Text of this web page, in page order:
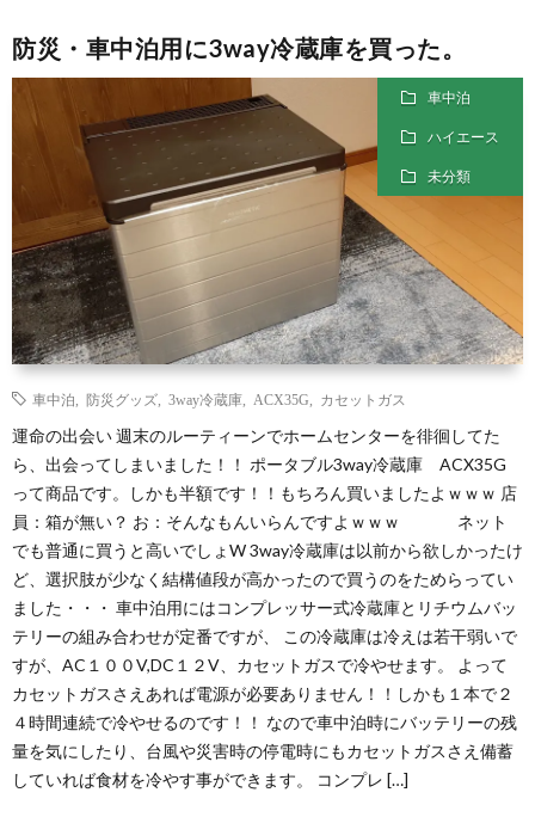
防災・車中泊用に3way冷蔵庫を買った。
車中泊
ハイエース
未分類
車中泊 防災グッズ 3way冷蔵庫 ACX35G カセットガス
運命の出会い 週末のルーティーンでホームセンターを徘徊してた
ら、出会ってしまいました！！ ポータブル3way冷蔵庫 ACX35G
って商品です。しかも半額です！！もちろん買いましたよｗｗｗ 店
員：箱が無い？ お：そんなもんいらんですよｗｗｗ ネット
でも普通に買うと高いでしょW 3way冷蔵庫は以前から欲しかったけ
ど、選択肢が少なく結構値段が高かったので買うのをためらってい
ました・・・ 車中泊用にはコンプレッサー式冷蔵庫とリチウムバッ
テリーの組み合わせが定番ですが、 この冷蔵庫は冷えは若干弱いで
すが、AC１００V,DC１２V、カセットガスで冷やせます。 よって
カセットガスさえあれば電源が必要ありません！！しかも１本で２
４時間連続で冷やせるのです！！ なので車中泊時にバッテリーの残
量を気にしたり、台風や災害時の停電時にもカセットガスさえ備蓄
していれば食材を冷やす事ができます。 コンプレ […]